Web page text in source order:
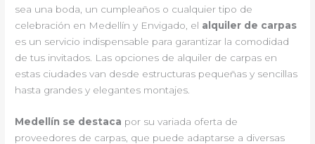
sea una boda, un cumpleaños o cualquier tipo de
celebración en Medellín y Envigado, el alquiler de carpas
es un servicio indispensable para garantizar la comodidad
de tus invitados. Las opciones de alquiler de carpas en
estas ciudades van desde estructuras pequeñas y sencillas
hasta grandes y elegantes montajes.
Medellín se destaca por su variada oferta de
proveedores de carpas, que puede adaptarse a diversas